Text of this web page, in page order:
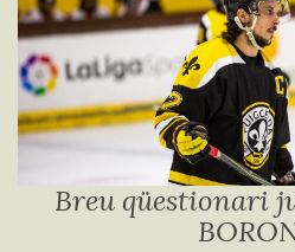
Breu qüestionari